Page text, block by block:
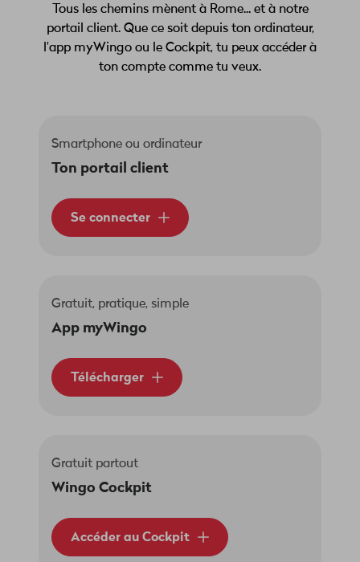
Tous les chemins mènent à Rome... et à notre
portail client. Que ce soit depuis ton ordinateur,
l'app myWingo ou le Cockpit, tu peux accéder à
ton compte comme tu veux.
Smartphone ou ordinateur
Ton portail client
Se connecter
Gratuit, pratique, simple
App myWingo
Télécharger
Gratuit partout
Wingo Cockpit
Accéder au Cockpit